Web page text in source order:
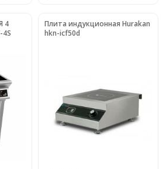
4
Плита индукционная Hurakan
hkn-icf50d